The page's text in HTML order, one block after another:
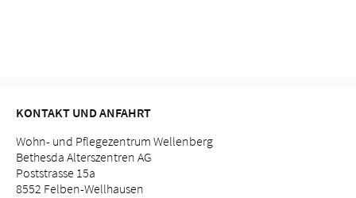
KONTAKT UND ANFAHRT
Wohn- und Pflegezentrum Wellenberg
Bethesda Alterszentren AG
Poststrasse 15a
8552 Felben-Wellhausen